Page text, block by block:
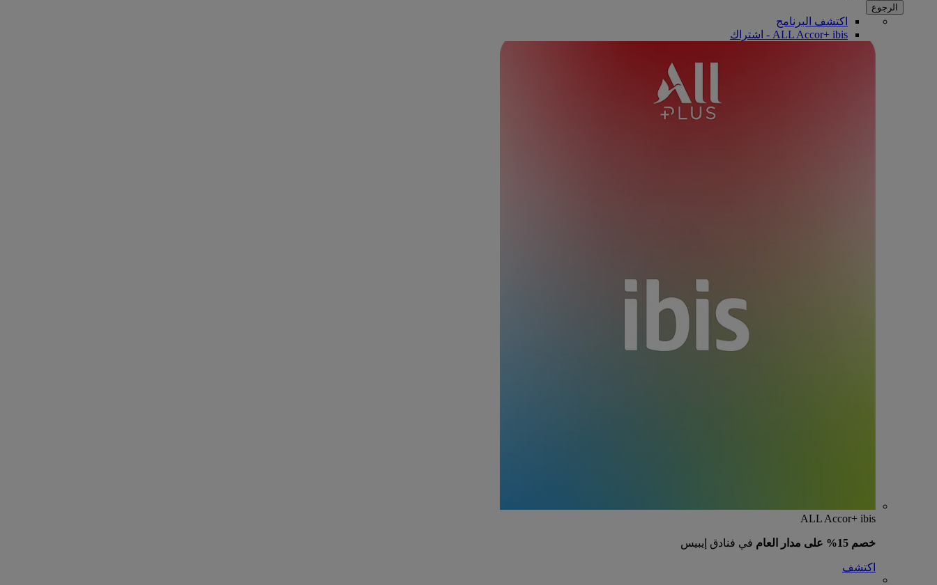
الرجوع
اكتشف البرنامج
ALL Accor+ ibis - اشتراك
ALL Accor+ ibis
خصم 15% على مدار العام في فنادق إيبيس
اكتشف